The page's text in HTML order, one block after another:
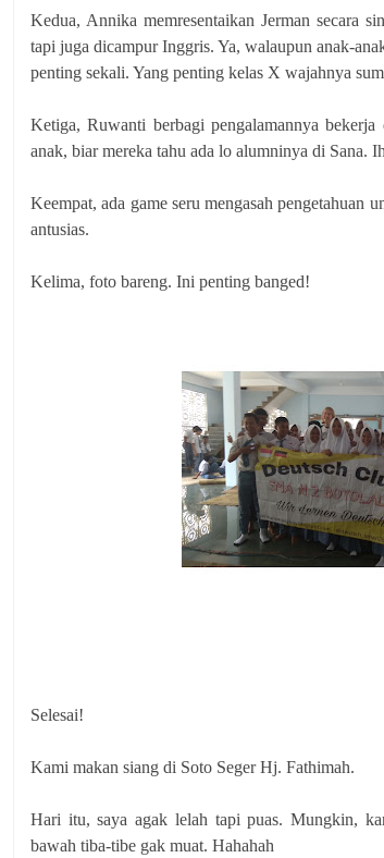
Kedua, Annika memresentaikan Jerman secara
tapi juga dicampur Inggris. Ya, walaupun anak-
penting sekali. Yang penting kelas X wajahnya
Ketiga, Ruwanti berbagi pengalamannya
anak, biar mereka tahu ada lo alumninya di Sana.
Keempat, ada game seru mengasah pengetahuan
antusias.
Kelima, foto bareng. Ini penting banged!
Selesai!
Kami makan siang di Soto Seger Hj. Fathimah.
Hari itu, saya agak lelah tapi puas. Mungkin,
bawah tiba-tibe gak muat. Hahahah